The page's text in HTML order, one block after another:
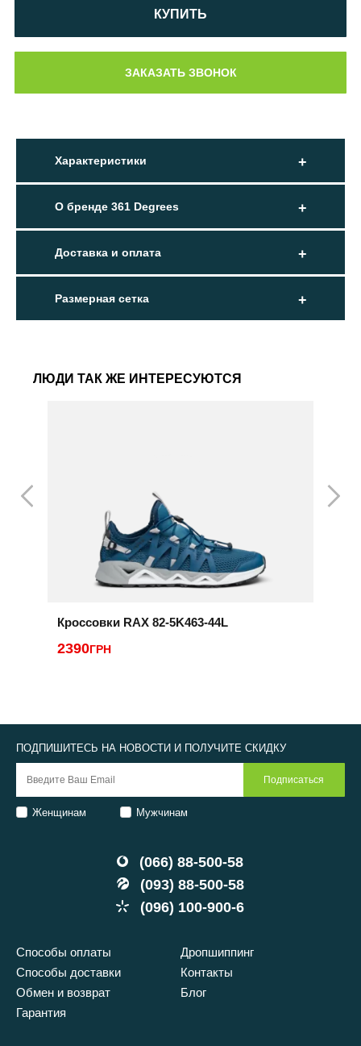
КУПИТЬ
Характеристики
О бренде 361 Degrees
Доставка и оплата
Размерная сетка
ЛЮДИ ТАК ЖЕ ИНТЕРЕСУЮТСЯ
Кроссовки RAX 82-5K463-44L
2390ГРН
(066) 88-500-58
(093) 88-500-58
(096) 100-900-6
Способы оплаты
Способы доставки
Обмен и возврат
Гарантия
Дропшиппинг
Контакты
Блог
ПОДПИШИТЕСЬ НА НОВОСТИ И ПОЛУЧИТЕ СКИДКУ
Женщинам Мужчинам